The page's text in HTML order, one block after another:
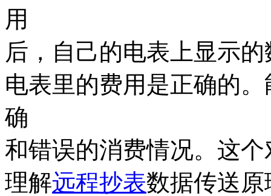
用
后，自己的电表上显示
电表里的费用是正确的
确
和错误的消费情况。这
理解远程抄表数据传送